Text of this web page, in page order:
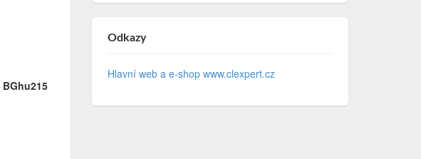
BGhu215
Odkazy
Hlavní web a e-shop www.clexpert.cz